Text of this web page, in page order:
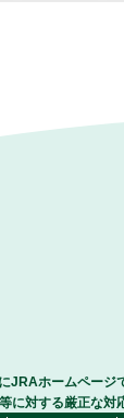
JRAホームページ
に対する厳正な対